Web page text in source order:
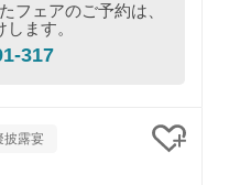
フェアのご予約は、
ます。
317
披露宴